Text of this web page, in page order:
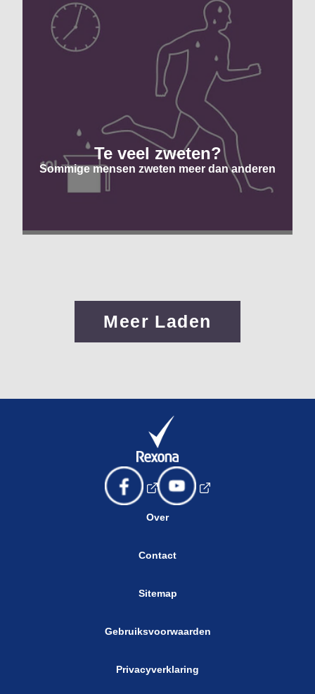
Te veel zweten?
Sommige mensen zweten meer dan anderen
Meer Laden
Over
Contact
Sitemap
Gebruiksvoorwaarden
Privacyverklaring